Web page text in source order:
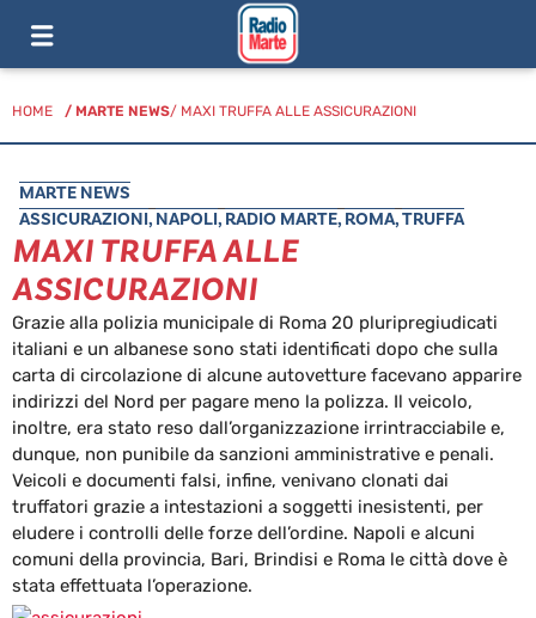
HOME / MARTE NEWS/ MAXI TRUFFA ALLE ASSICURAZIONI
MARTE NEWS
ASSICURAZIONI, NAPOLI, RADIO MARTE, ROMA,TRUFFA
MAXI TRUFFA ALLE
ASSICURAZIONI
Grazie alla polizia municipale di Roma 20 pluripregiudicati
italiani e un albanese sono stati identificati dopo che sulla
carta di circolazione di alcune autovetture facevano apparire
indirizzi del Nord per pagare meno la polizza. Il veicolo,
inoltre, era stato reso dall’organizzazione irrintracciabile e,
dunque, non punibile da sanzioni amministrative e penali.
Veicoli e documenti falsi, infine, venivano clonati dai
truffatori grazie a intestazioni a soggetti inesistenti, per
eludere i controlli delle forze dell’ordine. Napoli e alcuni
comuni della provincia, Bari, Brindisi e Roma le città dove è
stata effettuata l’operazione.